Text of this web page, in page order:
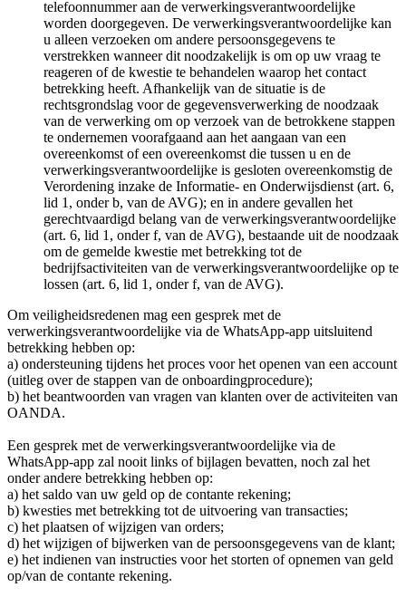
telefoonnummer aan de verwerkingsverantwoordelijke
worden doorgegeven. De verwerkingsverantwoordelijke kan
u alleen verzoeken om andere persoonsgegevens te
verstrekken wanneer dit noodzakelijk is om op uw vraag te
reageren of de kwestie te behandelen waarop het contact
betrekking heeft. Afhankelijk van de situatie is de
rechtsgrondslag voor de gegevensverwerking de noodzaak
van de verwerking om op verzoek van de betrokkene stappen
te ondernemen voorafgaand aan het aangaan van een
overeenkomst of een overeenkomst die tussen u en de
verwerkingsverantwoordelijke is gesloten overeenkomstig de
Verordening inzake de Informatie- en Onderwijsdienst (art. 6,
lid 1, onder b, van de AVG); en in andere gevallen het
gerechtvaardigd belang van de verwerkingsverantwoordelijke
(art. 6, lid 1, onder f, van de AVG), bestaande uit de noodzaak
om de gemelde kwestie met betrekking tot de
bedrijfsactiviteiten van de verwerkingsverantwoordelijke op te
lossen (art. 6, lid 1, onder f, van de AVG).
Om veiligheidsredenen mag een gesprek met de
verwerkingsverantwoordelijke via de WhatsApp-app uitsluitend
betrekking hebben op:
a) ondersteuning tijdens het proces voor het openen van een account
(uitleg over de stappen van de onboardingprocedure);
b) het beantwoorden van vragen van klanten over de activiteiten van
OANDA.
Een gesprek met de verwerkingsverantwoordelijke via de
WhatsApp-app zal nooit links of bijlagen bevatten, noch zal het
onder andere betrekking hebben op:
a) het saldo van uw geld op de contante rekening;
b) kwesties met betrekking tot de uitvoering van transacties;
c) het plaatsen of wijzigen van orders;
d) het wijzigen of bijwerken van de persoonsgegevens van de klant;
e) het indienen van instructies voor het storten of opnemen van geld
op/van de contante rekening.